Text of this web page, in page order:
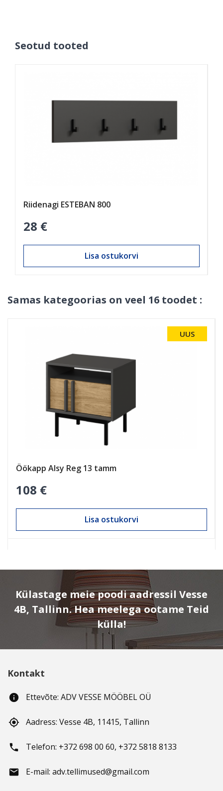
Seotud tooted
Riidenagi ESTEBAN 800
28 €
Lisa ostukorvi
Samas kategoorias on veel 16 toodet :
Öökapp Alsy Reg 13 tamm
108 €
Lisa ostukorvi
UUS
Külastage meie poodi aadressil Vesse
4B, Tallinn. Hea meelega ootame Teid
külla!
Kontakt
info Ettevõte: ADV VESSE MÖÖBEL OÜ
gps_fixed Aadress: Vesse 4B, 11415, Tallinn
phone Telefon: +372 698 00 60, +372 5818 8133
email E-mail: adv.tellimused@gmail.com